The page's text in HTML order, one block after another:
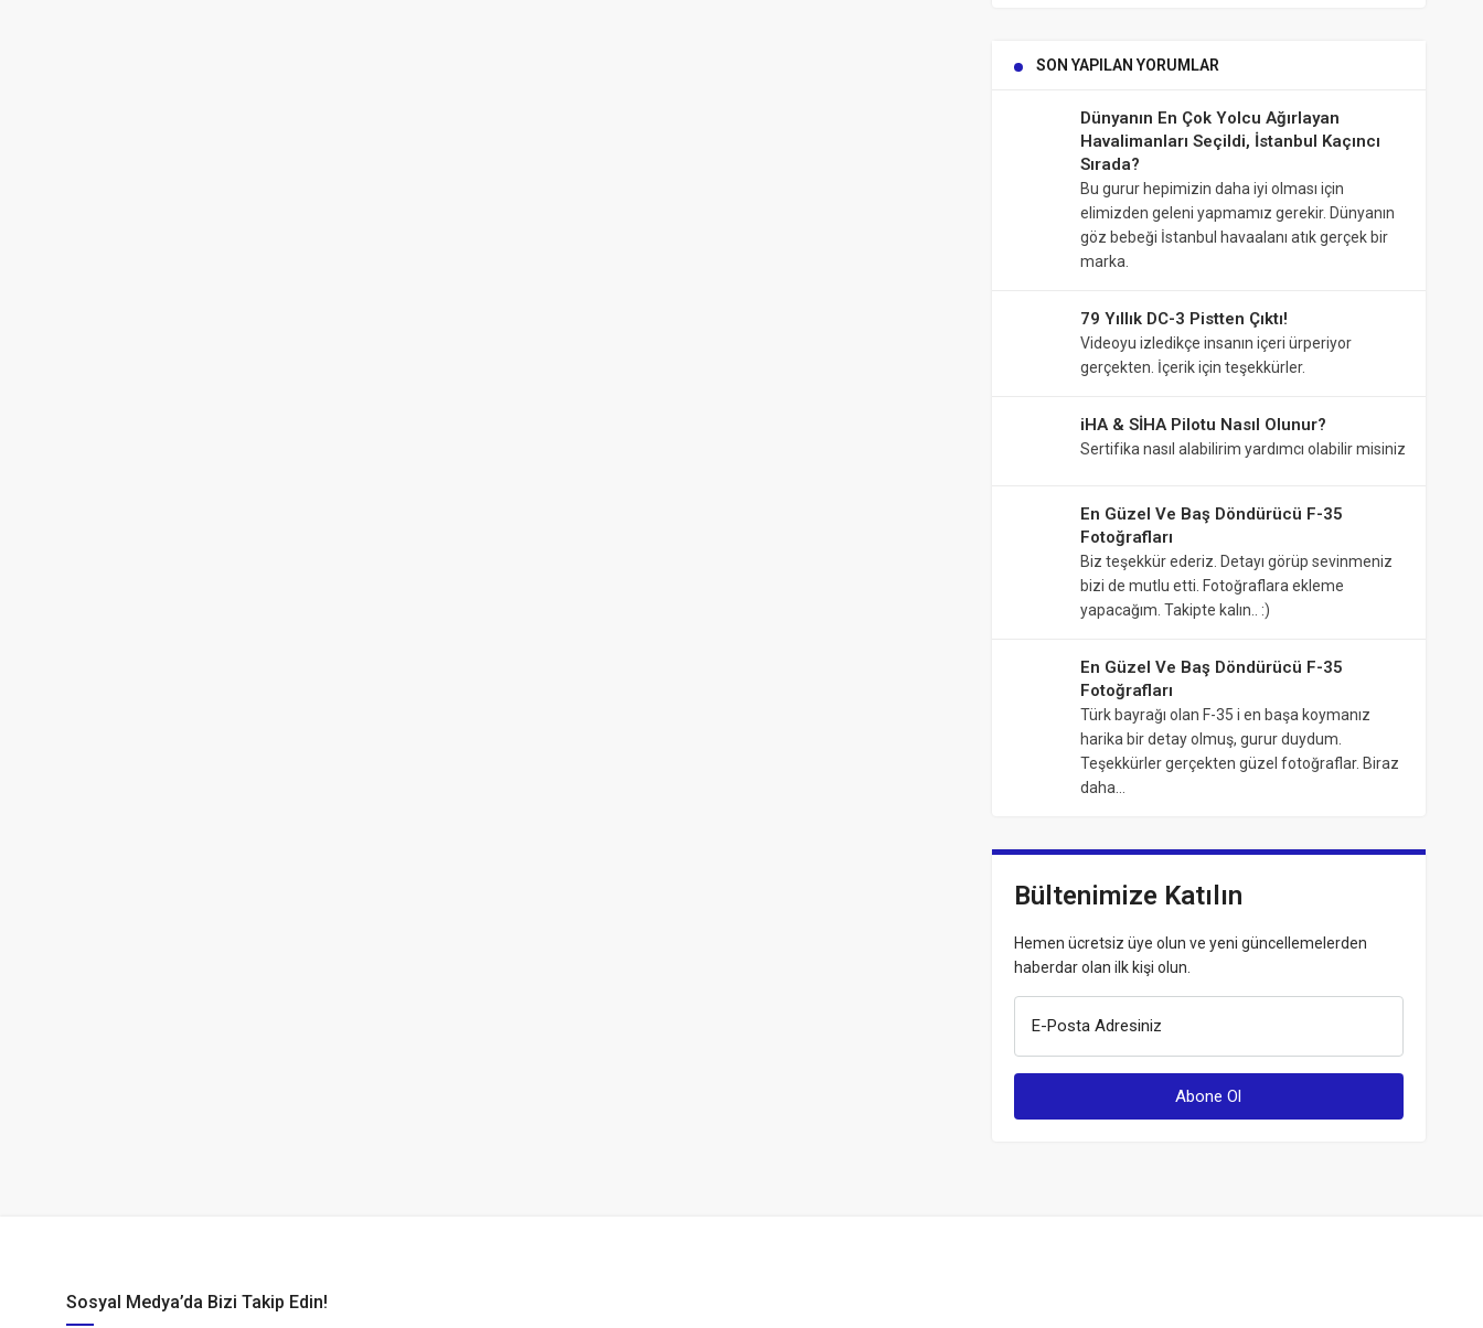
SON YAPILAN YORUMLAR
Dünyanın En Çok Yolcu Ağırlayan
Havalimanları Seçildi, İstanbul Kaçıncı
Sırada?
Bu gurur hepimizin daha iyi olması için
elimizden geleni yapmamız gerekir. Dünyanın
göz bebeği İstanbul havaalanı atık gerçek bir
marka.
79 Yıllık DC-3 Pistten Çıktı!
Videoyu izledikçe insanın içeri ürperiyor
gerçekten. İçerik için teşekkürler.
iHA & SİHA Pilotu Nasıl Olunur?
Sertifika nasıl alabilirim yardımcı olabilir misiniz
En Güzel Ve Baş Döndürücü F-35
Fotoğrafları
Biz teşekkür ederiz. Detayı görüp sevinmeniz
bizi de mutlu etti. Fotoğraflara ekleme
yapacağım. Takipte kalın.. :)
En Güzel Ve Baş Döndürücü F-35
Fotoğrafları
Türk bayrağı olan F-35 i en başa koymanız
harika bir detay olmuş, gurur duydum.
Teşekkürler gerçekten güzel fotoğraflar. Biraz
daha…
Bültenimize Katılın
Hemen ücretsiz üye olun ve yeni güncellemelerden
haberdar olan ilk kişi olun.
E-Posta Adresiniz
Sosyal Medya’da Bizi Takip Edin!